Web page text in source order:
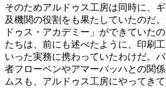
そのためアルドゥス工房は同時に、
及機関の役割をも果たしていたのだ
ドゥス・アカデミー」ができていた
たちは、前にも述べたように、印刷
いった実務に携わっていたわけだ。
者フローベンやアマーバッハとの関
ムスも、アルドゥス工房にやってき